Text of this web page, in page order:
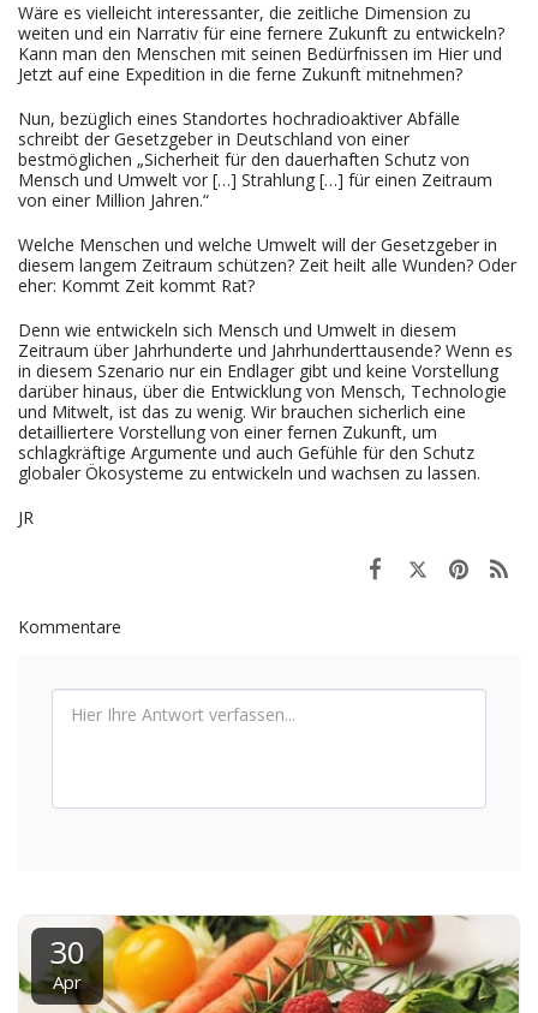
Wäre es vielleicht interessanter, die zeitliche Dimension zu
weiten und ein Narrativ für eine fernere Zukunft zu entwickeln?
Kann man den Menschen mit seinen Bedürfnissen im Hier und
Jetzt auf eine Expedition in die ferne Zukunft mitnehmen?
Nun, bezüglich eines Standortes hochradioaktiver Abfälle
schreibt der Gesetzgeber in Deutschland von einer
bestmöglichen „Sicherheit für den dauerhaften Schutz von
Mensch und Umwelt vor […] Strahlung […] für einen Zeitraum
von einer Million Jahren.“
Welche Menschen und welche Umwelt will der Gesetzgeber in
diesem langem Zeitraum schützen? Zeit heilt alle Wunden? Oder
eher: Kommt Zeit kommt Rat?
Denn wie entwickeln sich Mensch und Umwelt in diesem
Zeitraum über Jahrhunderte und Jahrhunderttausende? Wenn es
in diesem Szenario nur ein Endlager gibt und keine Vorstellung
darüber hinaus, über die Entwicklung von Mensch, Technologie
und Mitwelt, ist das zu wenig. Wir brauchen sicherlich eine
detailliertere Vorstellung von einer fernen Zukunft, um
schlagkräftige Argumente und auch Gefühle für den Schutz
globaler Ökosysteme zu entwickeln und wachsen zu lassen.
JR
Kommentare
30
Apr